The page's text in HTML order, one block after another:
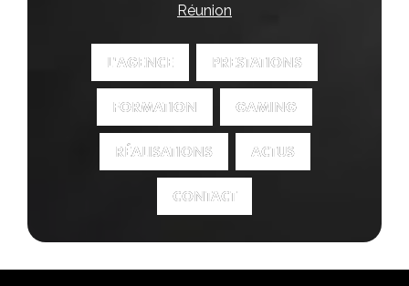
Réunion
L'AGENCE
L'AGENCE PRESTATIONS
PRESTATIONS
FORMATION
FORMATION GAMING
GAMING
RÉALISATIONS
RÉALISATIONS ACTUS
ACTUS
CONTACT
CONTACT